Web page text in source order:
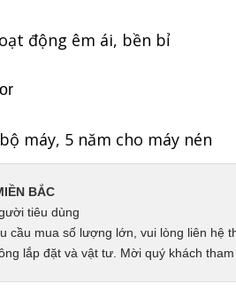
oạt động êm ái, bền bỉ
máy, 5 năm cho máy nén
BẮC
tiêu dùng
cầu mua số lượng lớn, vui lòng liên hệ
lắp đặt và vật tư. Mời quý khách tham